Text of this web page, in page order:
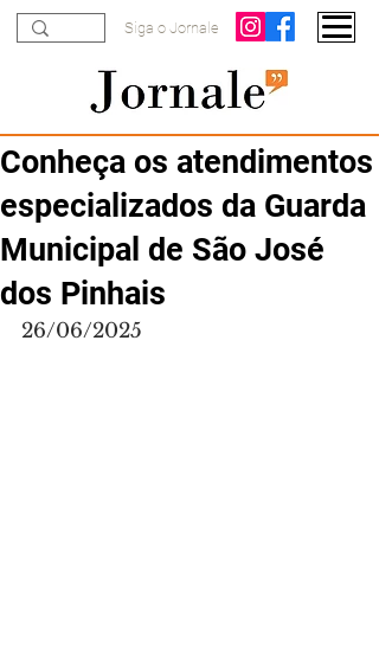
Siga o Jornale
Conheça os atendimentos
especializados da Guarda
Municipal de São José
dos Pinhais
26/06/2025